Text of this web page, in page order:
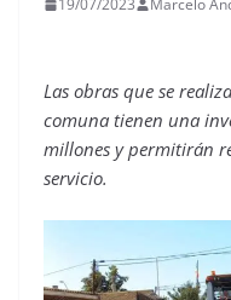
19/07/2023 Marcelo
Las obras que se
comuna tienen una
millones y permitirán
servicio.